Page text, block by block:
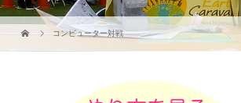
コンピューター対戦